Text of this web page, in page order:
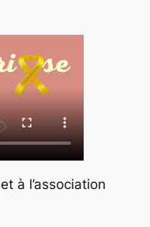
à l’association